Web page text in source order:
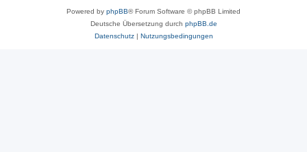
Powered by phpBB® Forum Software © phpBB Limited
Deutsche Übersetzung durch phpBB.de
Datenschutz| Nutzungsbedingungen